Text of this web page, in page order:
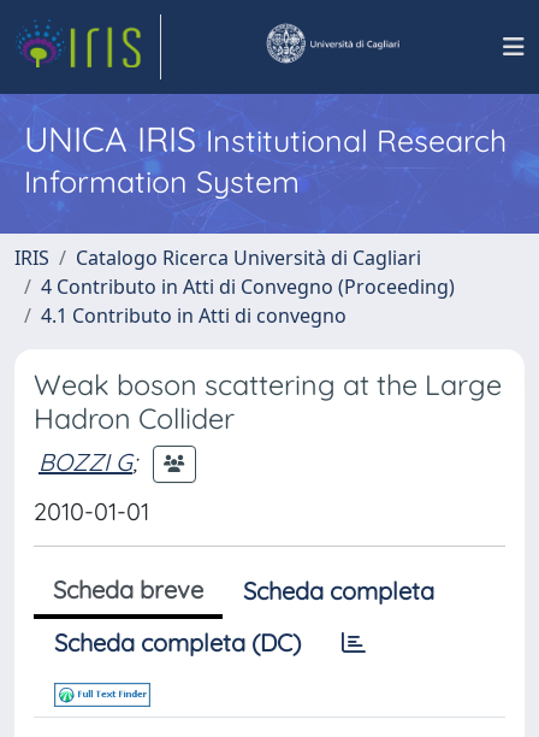
UNICA IRISInstitutional Research
Information System
IRIS
Catalogo Ricerca Università di Cagliari
4 Contributo in Atti di Convegno (Proceeding)
4.1 Contributo in Atti di convegno
Weak boson scattering at the Large
Hadron Collider
BOZZI G;
2010-01-01
Scheda breve
Scheda completa
Scheda completa (DC)